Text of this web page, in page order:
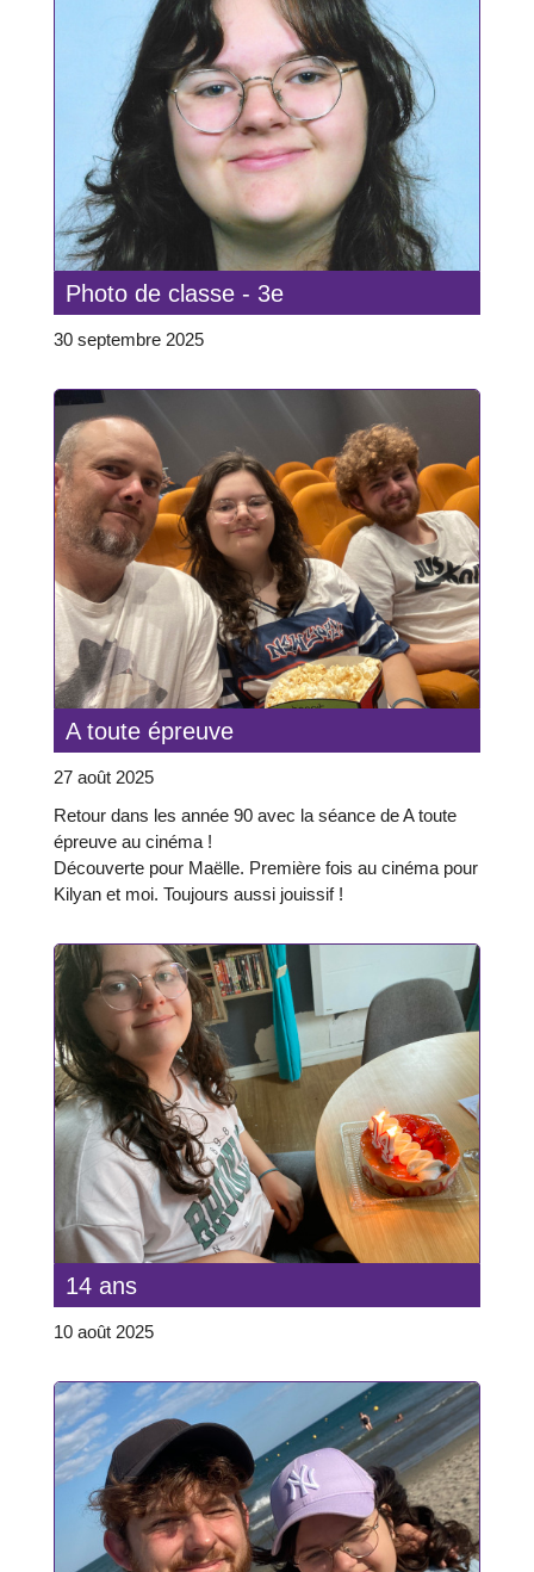
Photo de classe - 3e
30 septembre 2025
A toute épreuve
27 août 2025
Retour dans les année 90 avec la séance de A toute
épreuve au cinéma !
Découverte pour Maëlle. Première fois au cinéma pour
Kilyan et moi. Toujours aussi jouissif !
14 ans
10 août 2025